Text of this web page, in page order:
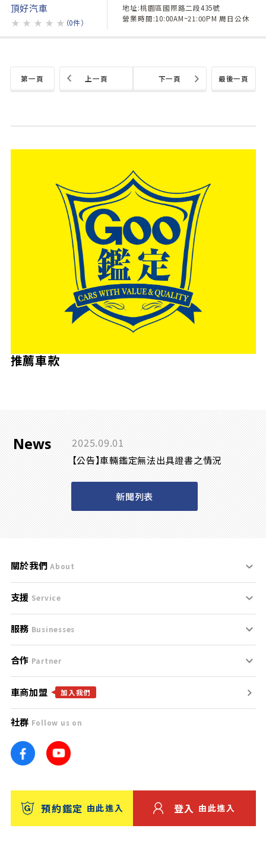
頂好汽車
★ ★ ★ ★ ★ （0件）
地址:桃園區國際路二段435號
營業時間:10:00AM~21:00PM 周日公休
第一頁 最後一頁
上一頁 下一頁
推薦車款
News 2025.09.01
【公告】車輛鑑定無法出具證書之情況
新聞列表
關於我們 About
刊登規範
服務條款
免責聲明
隱私權政策
團隊
車訊網
台灣優良中古車商大獎
支援 Service
支援中心
聯絡我們
服務 Businesses
什麼是Goo鑑定？
找好車
找好店
找海外車
消費者評價
保固
合作 Partner
合作夥伴
廣告合作
車商加盟 加入我們
社群 Follow us on
預約鑑定 由此進入 登入 由此進入